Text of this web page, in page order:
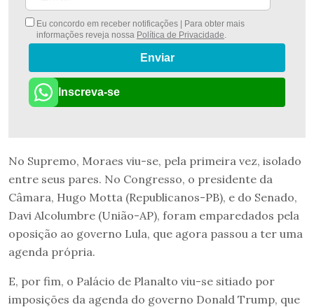
Eu concordo em receber notificações | Para obter mais
informações reveja nossa Política de Privacidade.
Enviar
Inscreva-se
No Supremo, Moraes viu-se, pela primeira vez, isolado
entre seus pares. No Congresso, o presidente da
Câmara, Hugo Motta (Republicanos-PB), e do Senado,
Davi Alcolumbre (União-AP), foram emparedados pela
oposição ao governo Lula, que agora passou a ter uma
agenda própria.
E, por fim, o Palácio de Planalto viu-se sitiado por
imposições da agenda do governo Donald Trump, que